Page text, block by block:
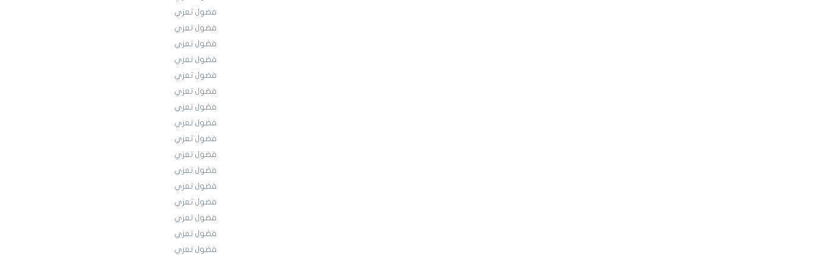
فضول تعزي
فضول تعزي
فضول تعزي
فضول تعزي
فضول تعزي
فضول تعزي
فضول تعزي
فضول تعزي
فضول تعزي
فضول تعزي
فضول تعزي
فضول تعزي
فضول تعزي
فضول تعزي
فضول تعزي
فضول تعزي